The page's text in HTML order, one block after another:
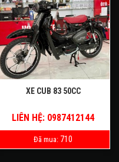
XE CUB 83 50CC
LIÊN HỆ: 0987412144
Đã mua: 710